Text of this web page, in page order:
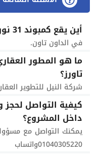
أين يقع كمبوند 31 نورث تاور؟
في الداون تاون.
تاورز؟
شركة النيل للتطوير
كيفية التواصل لحجز
داخل المشروع؟
يمكنك التواصل مع
01040305220واتساب